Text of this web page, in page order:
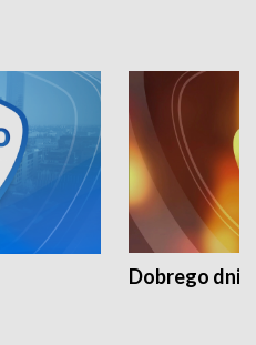
Dobrego dnia